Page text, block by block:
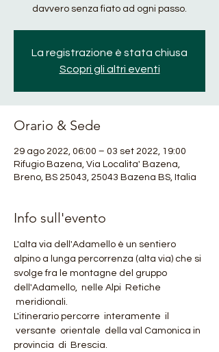
davvero senza fiato ad ogni passo.
La registrazione è stata chiusa
Scopri gli altri eventi
Orario & Sede
29 ago 2022, 06:00 – 03 set 2022, 19:00
Rifugio Bazena, Via Localita' Bazena,
Breno, BS 25043, 25043 Bazena BS, Italia
Info sull'evento
L'alta via dell'Adamello è un sentiero
alpino a lunga percorrenza (alta via) che si
svolge fra le montagne del gruppo
dell'Adamello,  nelle Alpi  Retiche
meridionali.
L'itinerario percorre  interamente  il
versante  orientale  della val Camonica in
provincia  di  Brescia.